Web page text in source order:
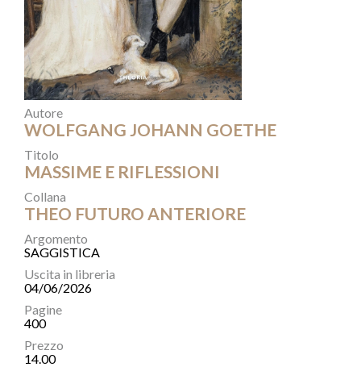
Autore
WOLFGANG JOHANN GOETHE
Titolo
MASSIME E RIFLESSIONI
Collana
THEO FUTURO ANTERIORE
Argomento
SAGGISTICA
Uscita in libreria
04/06/2026
Pagine
400
Prezzo
14.00